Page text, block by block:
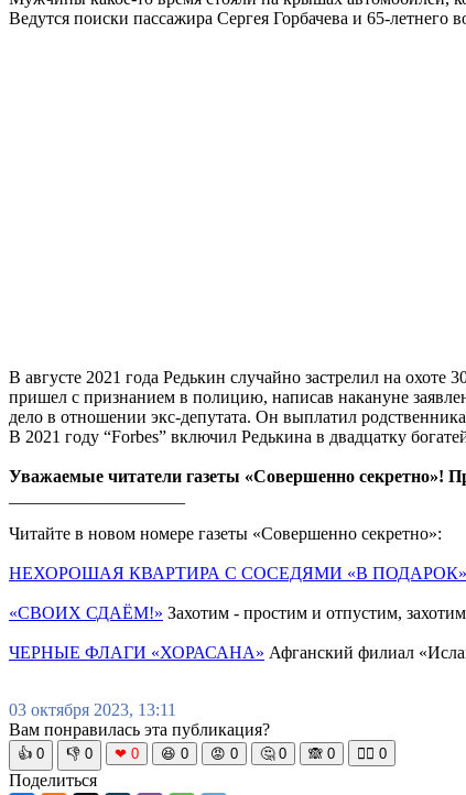
Ведутся поиски пассажира Сергея Горбачева и 65-летнего
В августе 2021 года Редькин случайно застрелил на
пришел с признанием в полицию, написав накануне
дело в отношении экс-депутата. Он выплатил
В 2021 году “Forbes” включил Редькина в двадцатку
Уважаемые читатели газеты «Совершенно секретно»!
Читайте в новом номере газеты «Совершенно секретно»:
НЕХОРОШАЯ КВАРТИРА С СОСЕДЯМИ «В ПОДАРОК»
«СВОИХ СДАЁМ!» Захотим - простим и отпустим,
ЧЕРНЫЕ ФЛАГИ «ХОРАСАНА» Афганский филиал
03 октября 2023, 13:11
Вам понравилась эта публикация?
👍 0 👎 0 ❤ 0 😆 0 😡 0 🤔 0 🙈 0 🧘‍♀️ 0
Поделиться